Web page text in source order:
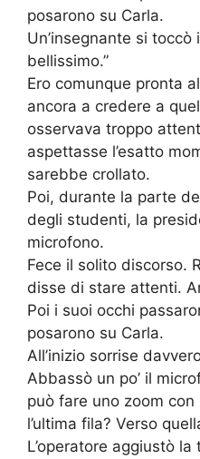
posarono su Carla.
Un’insegnante si toccò
bellissimo.”
Ero comunque pronta
ancora a credere a
osservava troppo
aspettasse l’esatto
sarebbe crollato.
Poi, durante la parte
degli studenti, la
microfono.
Fece il solito discorso.
disse di stare attenti.
Poi i suoi occhi
posarono su Carla.
All’inizio sorrise
Abbassò un po’ il
può fare uno zoom
l’ultima fila? Verso
L’operatore aggiustò